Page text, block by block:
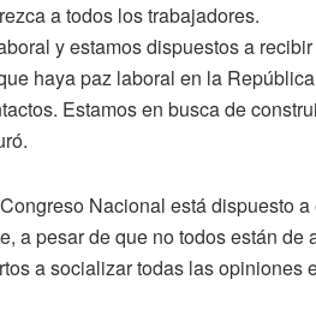
a todos los trabajadores.
y estamos dispuestos a
haya paz laboral en la
Estamos en busca de
Nacional está dispuesto
a pesar de que no todos están de
a socializar todas las opiniones